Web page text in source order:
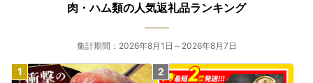
肉・ハム類の人気返礼品ランキング
集計期間：2026年8月1日～2026年8月7日